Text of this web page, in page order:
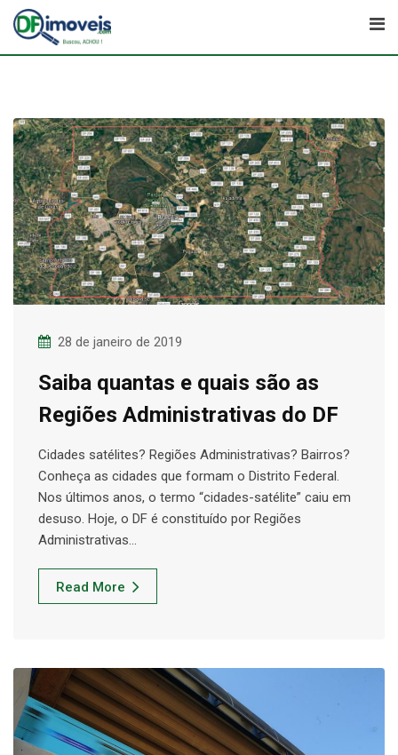
Skip
content
28 de janeiro de 2019
Saiba quantas e quais são as
Regiões Administrativas do DF
Cidades satélites? Regiões Administrativas? Bairros?
Conheça as cidades que formam o Distrito Federal.
Nos últimos anos, o termo “cidades-satélite” caiu em
desuso. Hoje, o DF é constituído por Regiões
Administrativas…
Read More